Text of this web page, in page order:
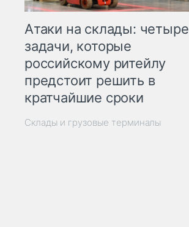
Атаки на склады: четыре
задачи, которые
российскому ритейлу
предстоит решить в
кратчайшие сроки
Склады и грузовые терминалы